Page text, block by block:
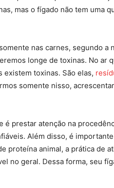
mas o fígado não tem uma
nas carnes, segundo a
longe de toxinas. No ar
existem toxinas. São elas,
somente nisso,
é prestar atenção na
Além disso, é
proteína animal, a prática de
no geral. Dessa forma, seu